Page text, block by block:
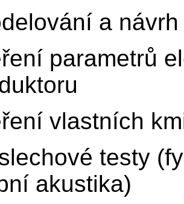
a
parametrů
vlastních
testy
akustika)